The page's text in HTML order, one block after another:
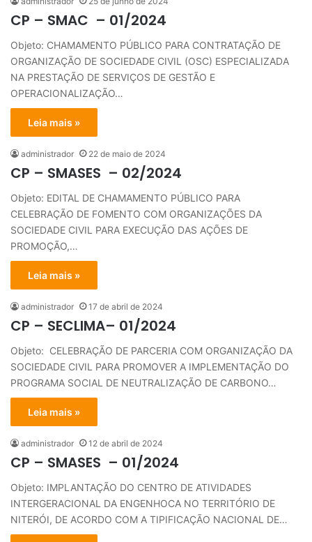
CP – SMAC – 01/2024
Objeto: CHAMAMENTO PÚBLICO PARA CONTRATAÇÃO DE
ORGANIZAÇÃO DE SOCIEDADE CIVIL (OSC) ESPECIALIZADA
NA PRESTAÇÃO DE SERVIÇOS DE GESTÃO E
OPERACIONALIZAÇÃO…
Leia mais »
administrador 22 de maio de 2024
CP – SMASES – 02/2024
Objeto: EDITAL DE CHAMAMENTO PÚBLICO PARA
CELEBRAÇÃO DE FOMENTO COM ORGANIZAÇÕES DA
SOCIEDADE CIVIL PARA EXECUÇÃO DAS AÇÕES DE
PROMOÇÃO,…
Leia mais »
administrador 17 de abril de 2024
CP – SECLIMA– 01/2024
Objeto: CELEBRAÇÃO DE PARCERIA COM ORGANIZAÇÃO DA
SOCIEDADE CIVIL PARA PROMOVER A IMPLEMENTAÇÃO DO
PROGRAMA SOCIAL DE NEUTRALIZAÇÃO DE CARBONO…
Leia mais »
administrador 12 de abril de 2024
CP – SMASES – 01/2024
Objeto: IMPLANTAÇÃO DO CENTRO DE ATIVIDADES
INTERGERACIONAL DA ENGENHOCA NO TERRITÓRIO DE
NITERÓI, DE ACORDO COM A TIPIFICAÇÃO NACIONAL DE…